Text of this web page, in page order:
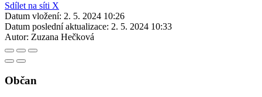
Sdílet na síti X
Datum vložení: 2. 5. 2024 10:26
Datum poslední aktualizace: 2. 5. 2024 10:33
Autor: Zuzana Hečková
Občan